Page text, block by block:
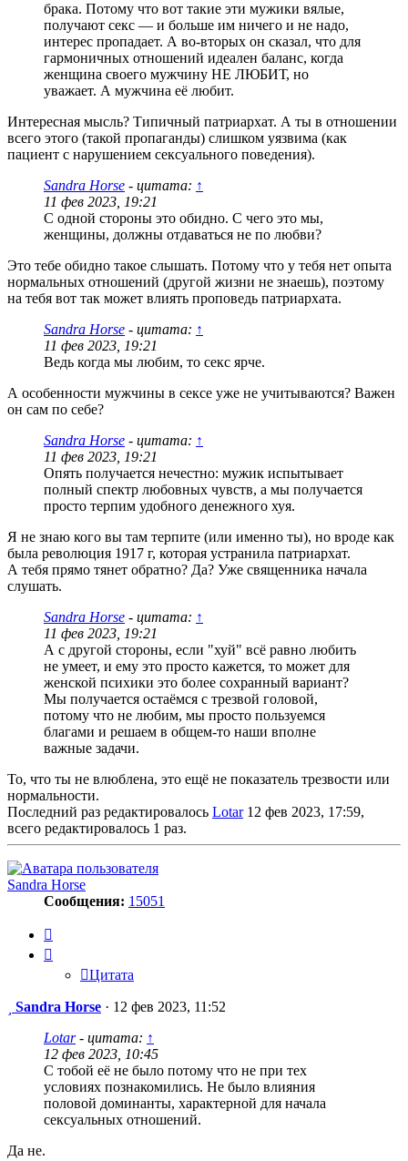
брака. Потому что вот такие эти мужики вялые,
получают секс — и больше им ничего и не надо,
интерес пропадает. А во-вторых он сказал, что для
гармоничных отношений идеален баланс, когда
женщина своего мужчину НЕ ЛЮБИТ, но
уважает. А мужчина её любит.
Интересная мысль? Типичный патриархат. А ты в отношении
всего этого (такой пропаганды) слишком уязвима (как
пациент с нарушением сексуального поведения).
Sandra Horse - цитата: ↑
11 фев 2023, 19:21
С одной стороны это обидно. С чего это мы,
женщины, должны отдаваться не по любви?
Это тебе обидно такое слышать. Потому что у тебя нет опыта
нормальных отношений (другой жизни не знаешь), поэтому
на тебя вот так может влиять проповедь патриархата.
Sandra Horse - цитата: ↑
11 фев 2023, 19:21
Ведь когда мы любим, то секс ярче.
А особенности мужчины в сексе уже не учитываются? Важен
он сам по себе?
Sandra Horse - цитата: ↑
11 фев 2023, 19:21
Опять получается нечестно: мужик испытывает
полный спектр любовных чувств, а мы получается
просто терпим удобного денежного хуя.
Я не знаю кого вы там терпите (или именно ты), но вроде как
была революция 1917 г, которая устранила патриархат.
А тебя прямо тянет обратно? Да? Уже священника начала
слушать.
Sandra Horse - цитата: ↑
11 фев 2023, 19:21
А с другой стороны, если "хуй" всё равно любить
не умеет, и ему это просто кажется, то может для
женской психики это более сохранный вариант?
Мы получается остаёмся с трезвой головой,
потому что не любим, мы просто пользуемся
благами и решаем в общем-то наши вполне
важные задачи.
То, что ты не влюблена, это ещё не показатель трезвости или
нормальности.
Последний раз редактировалось Lotar12 фев 2023, 17:59,
всего редактировалось 1 раз.
Sandra Horse
Сообщения: 15051
Цитата
Сообщение
Sandra Horse · 12 фев 2023, 11:52
Lotar- цитата: ↑
12 фев 2023, 10:45
С тобой её не было потому что не при тех
условиях познакомились. Не было влияния
половой доминанты, характерной для начала
сексуальных отношений.
Да не.